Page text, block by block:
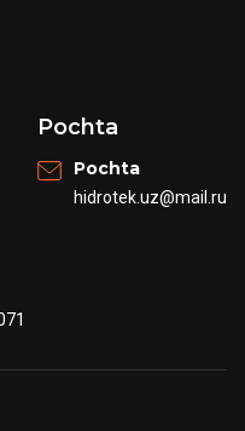
Pochta
Pochta
hidrotek.uz@mail.ru